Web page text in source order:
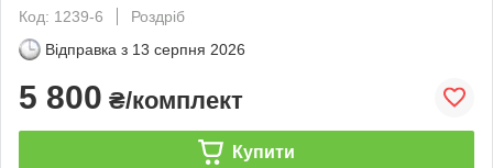
Код: 1239-6
Роздріб
Відправка з 13 серпня 2026
5 800 ₴/комплект
Купити